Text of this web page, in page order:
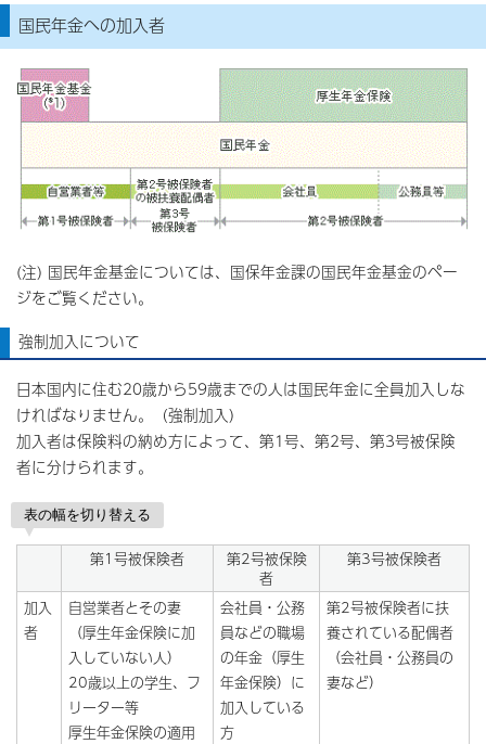
国民年金への加入者
(注) 国民年金基金については、国保年金課の国民年金基金のペー
ジをご覧ください。
強制加入について
日本国内に住む20歳から59歳までの人は国民年金に全員加入しな
ければなりません。（強制加入）
加入者は保険料の納め方によって、第1号、第2号、第3号被保険
者に分けられます。
表の幅を切り替える
第1号被保険者
第2号被保険
者
第3号被保険者
加入
者
自営業者とその妻
（厚生年金保険に加
入していない人）
20歳以上の学生、フ
リーター等
厚生年金保険の適用
会社員・公務
員などの職場
の年金（厚生
年金保険）に
加入している
方
第2号被保険者に扶
養されている配偶者
（会社員・公務員の
妻など）